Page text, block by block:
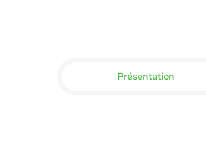
Présentation